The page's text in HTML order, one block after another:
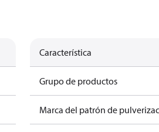
Característica
Grupo de productos
Marca del patrón de